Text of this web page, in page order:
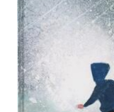
VonBrian Floca
Thienemann-
Verlag GmbH